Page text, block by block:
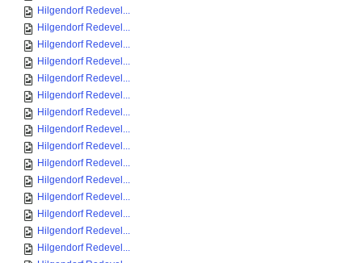
Hilgendorf Redevel...
Hilgendorf Redevel...
Hilgendorf Redevel...
Hilgendorf Redevel...
Hilgendorf Redevel...
Hilgendorf Redevel...
Hilgendorf Redevel...
Hilgendorf Redevel...
Hilgendorf Redevel...
Hilgendorf Redevel...
Hilgendorf Redevel...
Hilgendorf Redevel...
Hilgendorf Redevel...
Hilgendorf Redevel...
Hilgendorf Redevel...